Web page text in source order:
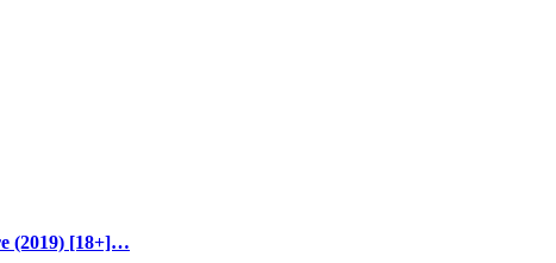
(2019) [18+]…